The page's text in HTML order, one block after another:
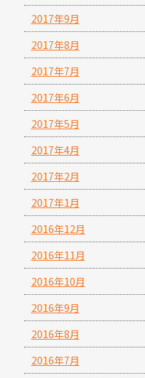
2017年9月
2017年8月
2017年7月
2017年6月
2017年5月
2017年4月
2017年2月
2017年1月
2016年12月
2016年11月
2016年10月
2016年9月
2016年8月
2016年7月